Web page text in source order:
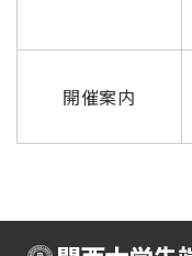
開催案内